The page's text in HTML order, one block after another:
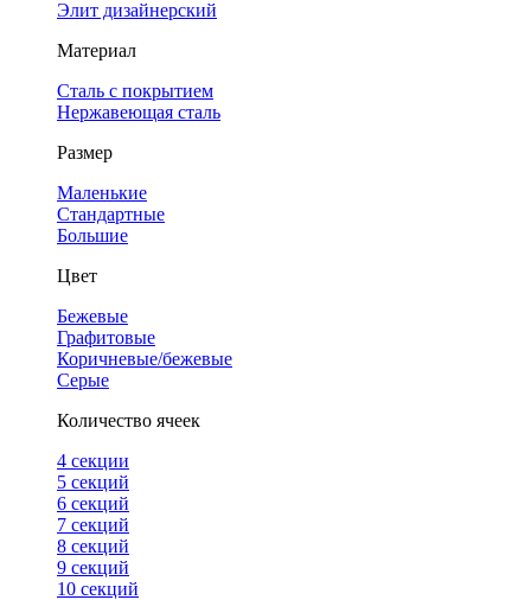
Элит дизайнерский
Материал
Сталь с покрытием
Нержавеющая сталь
Размер
Маленькие
Стандартные
Большие
Цвет
Бежевые
Графитовые
Коричневые/бежевые
Серые
Количество ячеек
4 cекции
5 секций
6 секций
7 секций
8 секций
9 секций
10 секций